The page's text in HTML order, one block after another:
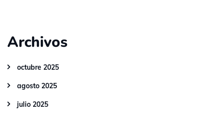
Archivos
octubre 2025
agosto 2025
julio 2025